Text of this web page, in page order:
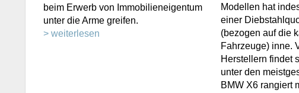
beim Erwerb von Immobilieneigentum
unter die Arme greifen.
> weiterlesen
Modellen hat
einer
(bezogen auf die
Fahrzeuge) inne.
Herstellern findet
unter den
BMW X6 rangiert